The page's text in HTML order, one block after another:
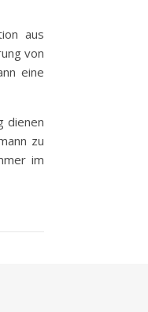
aus
von
eine
dienen
zu
im